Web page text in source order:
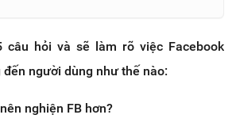
câu hỏi và sẽ làm rõ việc Facebook
người dùng như thế nào:
nghiện FB hơn?